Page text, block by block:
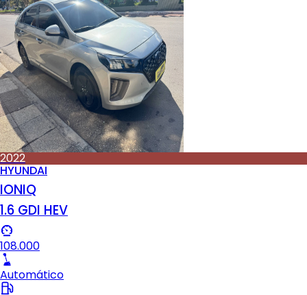
2022
HYUNDAI
IONIQ
1.6 GDI HEV
108.000
Automático